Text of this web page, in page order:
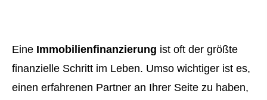
Eine Immobilienfinanzierung ist oft der größte
finanzielle Schritt im Leben. Umso wichtiger ist es,
einen erfahrenen Partner an Ihrer Seite zu haben,